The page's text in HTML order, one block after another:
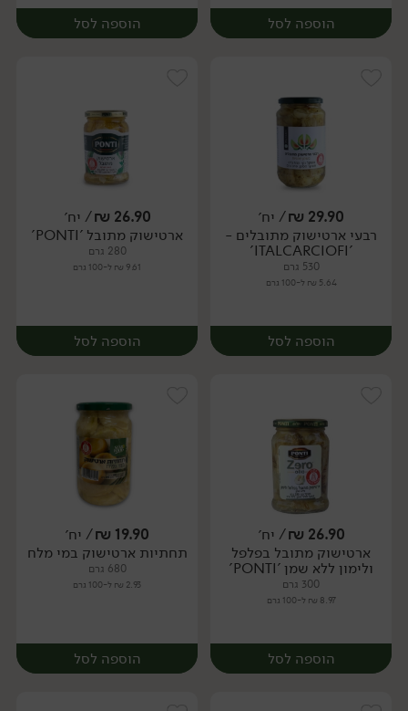
הוספה לסל
יח׳
הוספה לסל
יח׳
29.90
₪/ יח׳
רבעי ארטישוק מתובלים -
'ITALCARCIOFI'
530 גרם
5.64 ₪ ל-100 גרם
הוספה לסל
יח׳
26.90
₪/ יח׳
ארטישוק מתובל 'PONTI'
280 גרם
9.61 ₪ ל-100 גרם
הוספה לסל
יח׳
26.90
₪/ יח׳
ארטישוק מתובל בפלפל
ולימון ללא שמן 'PONTI'
300 גרם
8.97 ₪ ל-100 גרם
הוספה לסל
19.90
₪/ יח׳
תחתיות ארטישוק במי מלח
680 גרם
2.93 ₪ ל-100 גרם
הוספה לסל